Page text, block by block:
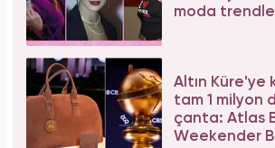
moda
Altın Küre'ye
tam 1 milyon
çanta: Atlas
Weekender